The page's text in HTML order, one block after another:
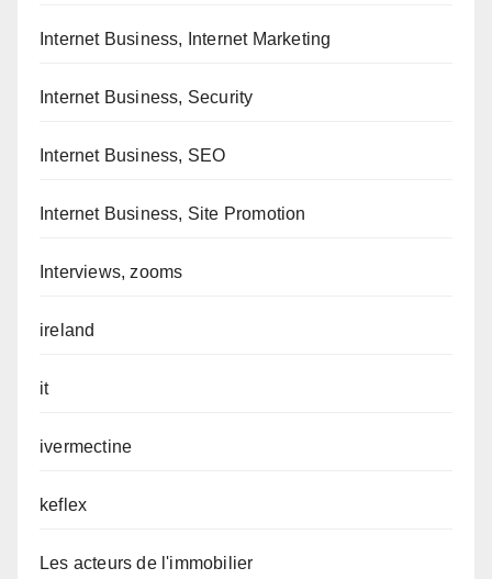
Internet Business, Internet Marketing
Internet Business, Security
Internet Business, SEO
Internet Business, Site Promotion
Interviews, zooms
ireland
it
ivermectine
keflex
Les acteurs de l'immobilier